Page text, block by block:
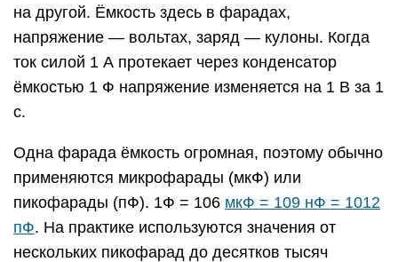
на другой. Ёмкость здесь в фарадах,
напряжение — вольтах, заряд — кулоны. Когда
ток силой 1 А протекает через конденсатор
ёмкостью 1 Ф напряжение изменяется на 1 В за 1
с.
Одна фарада ёмкость огромная, поэтому обычно
применяются микрофарады (мкФ) или
пикофарады (пФ). 1Ф = 106 мкФ = 109 нФ = 1012
пФ. На практике используются значения от
нескольких пикофарад до десятков тысяч